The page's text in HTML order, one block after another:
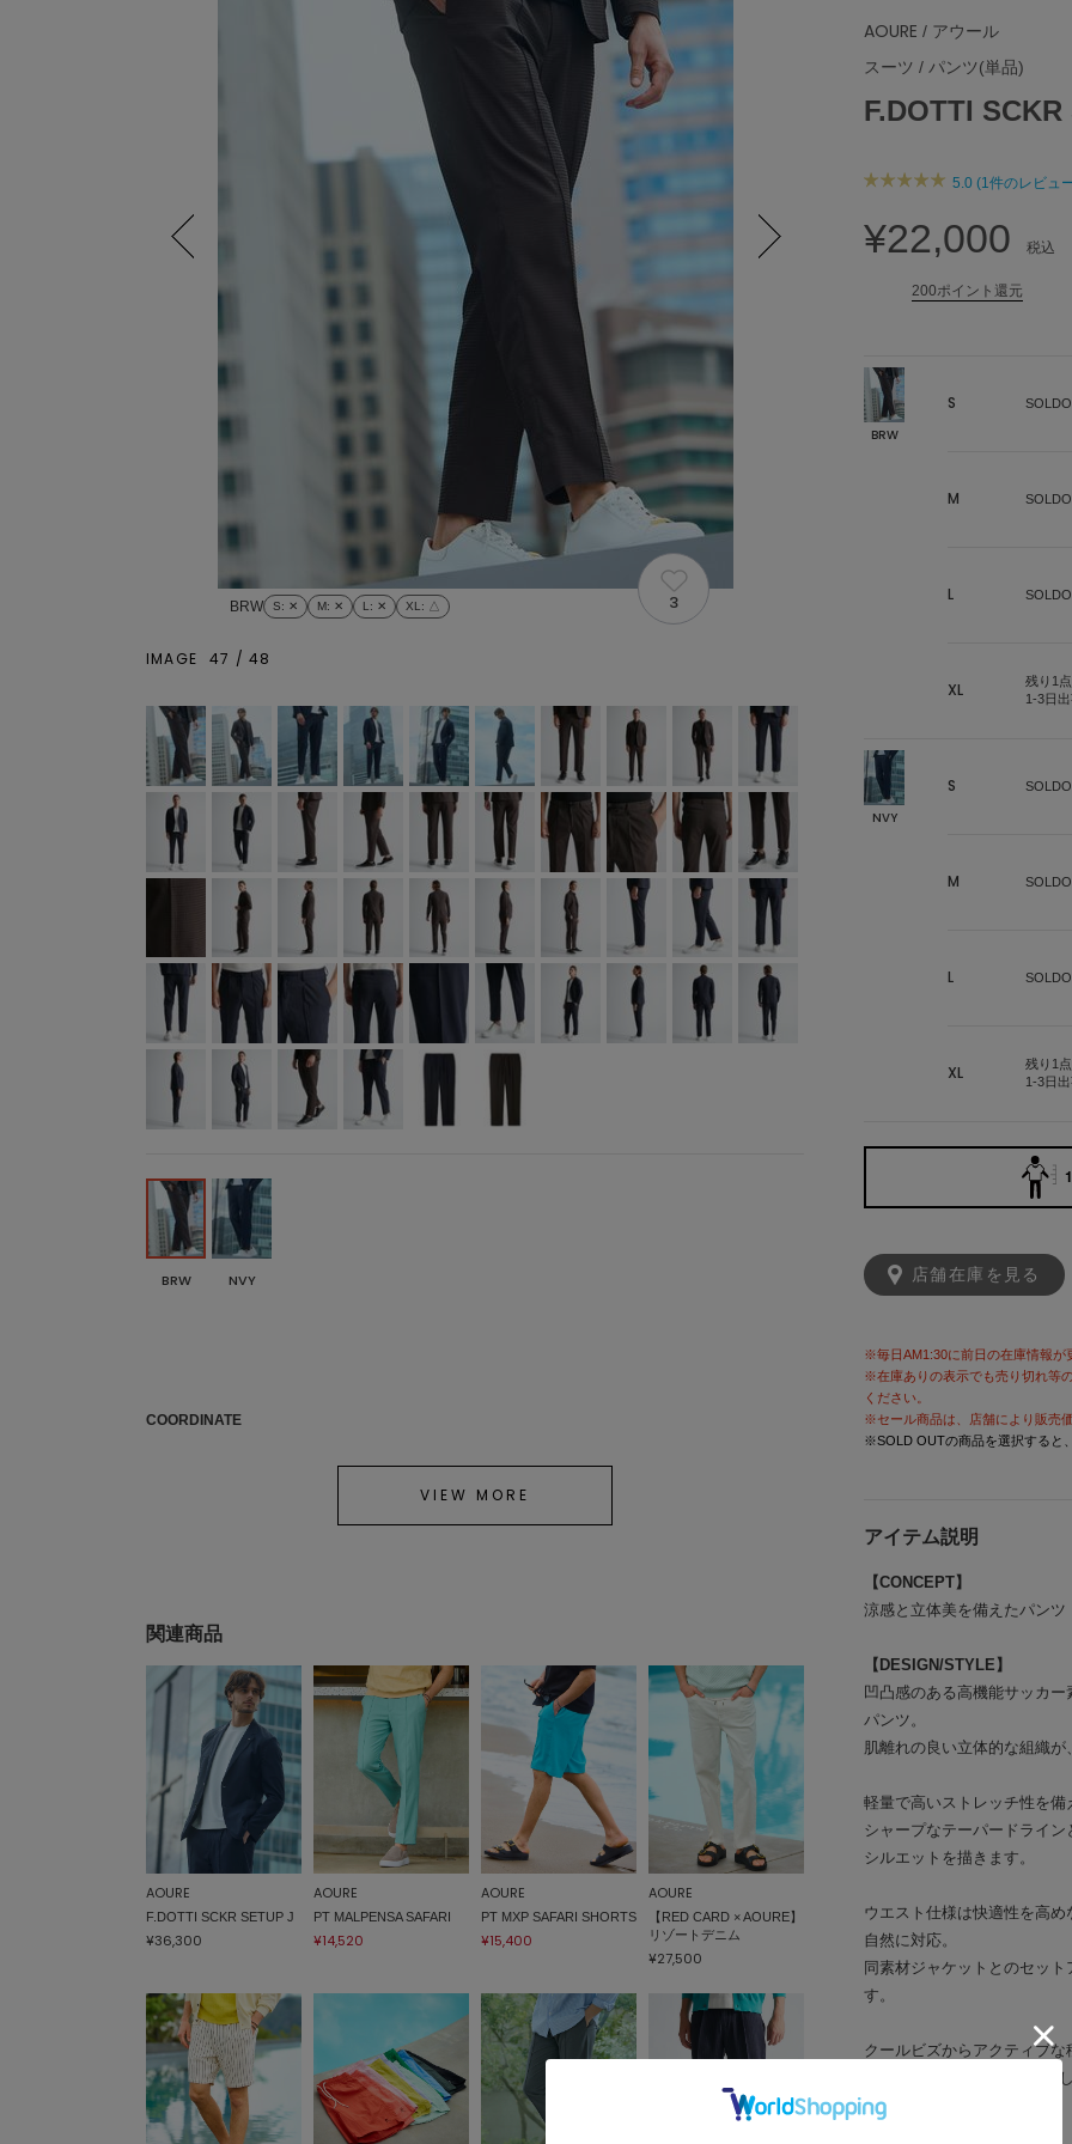
AOURE / アウール
スーツ / パンツ(単品)
F.DOTTI
5.0 (1件のレビュ
¥22,000 税込
200ポイント還元
BRW
S
M
L
XL
残り1点
1-3日
NVY
S
M
L
XL
残り1点
1-3日
店舗在庫を見る
※毎日AM1:30に前日の在庫情報が
※在庫ありの表示でも売り切れ等
ください。
※セール商品は、店舗により販売
※SOLD OUTの商品を選択すると
アイテム説明
【CONCEPT】
涼感と立体美を備えたパンツ
【DESIGN/STYLE】
凹凸感のある高機能サッカ
パンツ。
肌離れの良い立体的な組織
軽量で高いストレッチ性を
シャープなテーパードライ
シルエットを描きます。
ウエスト仕様は快適性を高
自然に対応。
同素材ジャケットとのセッ
す。
クールビズからアクティブな
AOUREらしい機能美を体
BRW S: ✕ M: ✕ L : ✕ XL : △ 3
IMAGE 47 /48
BRW NVY
COORDINATE
VIEW MORE
関連商品
AOURE
F.DOTTI SCKR SETUP J
¥36,300
AOURE
PT MALPENSA SAFARI
¥14,520
AOURE
PT MXP SAFARI SHORTS
¥15,400
AOURE
【RED CARD × AOURE】
リゾートデニム
¥27,500